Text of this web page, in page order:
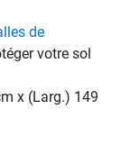
de
votre sol
x (Larg.) 149